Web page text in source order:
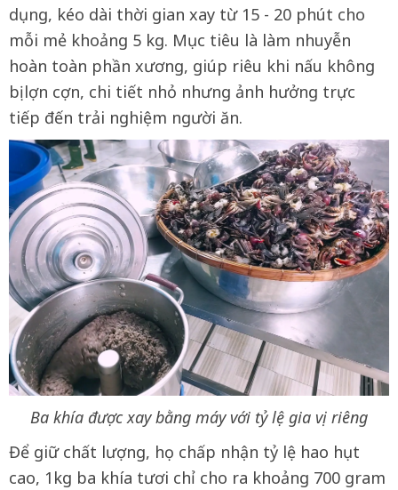
dụng, kéo dài thời gian xay từ 15 - 20 phút cho
mỗi mẻ khoảng 5 kg. Mục tiêu là làm nhuyễn
hoàn toàn phần xương, giúp riêu khi nấu không
bị lợn cợn, chi tiết nhỏ nhưng ảnh hưởng trực
tiếp đến trải nghiệm người ăn.
Ba khía được xay bằng máy với tỷ lệ gia vị riêng
Để giữ chất lượng, họ chấp nhận tỷ lệ hao hụt
cao, 1kg ba khía tươi chỉ cho ra khoảng 700 gram